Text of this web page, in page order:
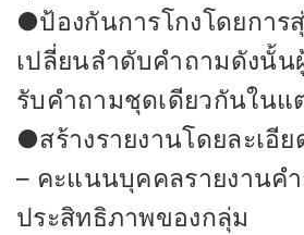
●ป้องกันการโกงโดยการ
เปลี่ยนลำดับคำถามดังนั้น
รับคำถามชุดเดียวกันในแ
●สร้างรายงานโดยละเอี
– คะแนนบุคคลรายงานค
ประสิทธิภาพของกลุ่ม